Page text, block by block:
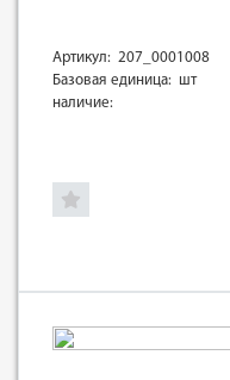
Артикул: 207_0001008
Базовая единица: шт
наличие: